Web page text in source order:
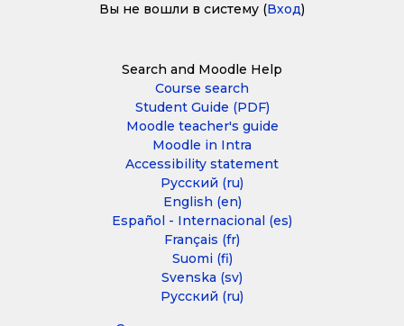
Вы не вошли в систему (Вход)
Search and Moodle Help
Course search
Student Guide (PDF)
Moodle teacher's guide
Moodle in Intra
Accessibility statement
Русский ‎(ru)‎
English ‎(en)‎
Español - Internacional ‎(es)‎
Français ‎(fr)‎
Suomi ‎(fi)‎
Svenska ‎(sv)‎
Русский ‎(ru)‎